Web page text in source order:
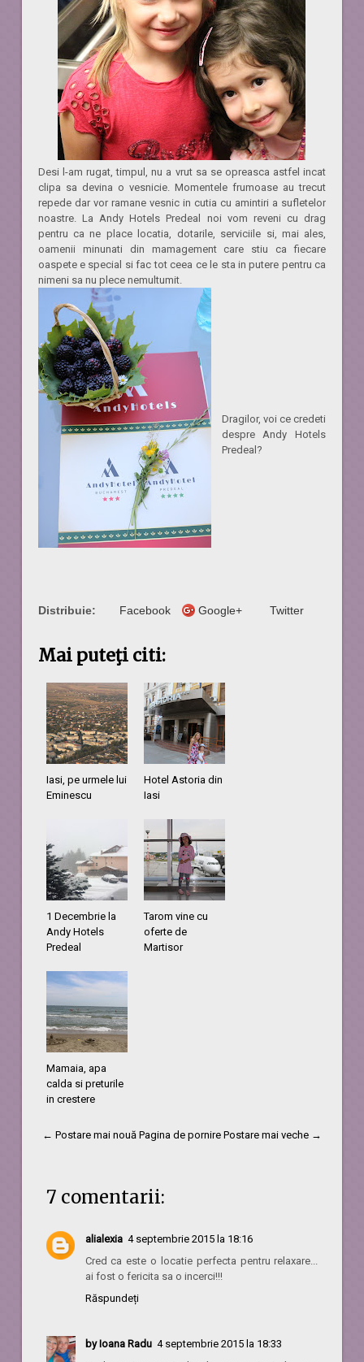
Desi l-am rugat, timpul, nu a vrut sa se opreasca astfel incat
clipa sa devina o vesnicie. Momentele frumoase au trecut
repede dar vor ramane vesnic in cutia cu amintiri a sufletelor
noastre. La Andy Hotels Predeal noi vom reveni cu drag
pentru ca ne place locatia, dotarile, serviciile si, mai ales,
oamenii minunati din mamagement care stiu ca fiecare
oaspete e special si fac tot ceea ce le sta in putere pentru ca
nimeni sa nu plece nemultumit.
Dragilor, voi ce credeti
despre Andy Hotels
Predeal?
Distribuie: Facebook Google+ Twitter
Mai puteţi citi:
Iasi, pe urmele lui
Eminescu
Hotel Astoria din
Iasi
1 Decembrie la
Andy Hotels
Predeal
Tarom vine cu
oferte de
Martisor
Mamaia, apa
calda si preturile
in crestere
← Postare mai nouă Postare mai veche →
Pagina de pornire
7 comentarii:
alialexia 4 septembrie 2015 la 18:16
Cred ca este o locatie perfecta pentru relaxare...
ai fost o fericita sa o incerci!!!
Răspundeți
by Ioana Radu 4 septembrie 2015 la 18:33